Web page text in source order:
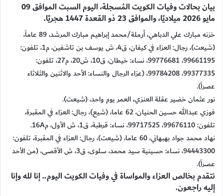
بيان بحالات وفيات الكويت المُسجلة، اليوم السبت الموافق 09
مايو 2026 ميلاديًا، والموافق 23 ذو القعدة 1447 هجريًا.
خزنه مبارك علي الدباهي، أرملة/محمد إبراهيم مبارك المرشد، 89 عاماً،
(شيعت)، رجال: العزاء في كيفان، ق4، ش يوسف بن تاشفين، م1، تلفون:
99661195، 99776681، نساء: خيطان، ق10، ش20، م27، تلفون:
99377335، 99784208، (عزاء الرجال والنساء: الأحد والاثنين والثلاثاء
عصراً).
نور عثمان خضير عقلة العنزي، العمر يوم واحد، (شيعت).
فوزي عبدالله حسين الحنيان، 62 عاما، (شيع)، رجال: العزاء في المقبرة،
تلفون: 99676110، 99717525، نساء: قرطبة، ق1، ش الأول، م16A.
نهاد محمد جواد بهبهاني، 60 عاما، (شيعت)، رجال: العزاء في المقبرة، تلفون:
94443300، نساء: حسينية سيد محمد، سلوى، ق3، ش الأقصى، (من الأحد
عصراً).
نتقدم بخالص العزاء والمواساة في وفيات الكويت اليوم.. إنا لله وإنا
إليه راجعون.